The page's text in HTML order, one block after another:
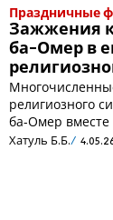
Праздничные
Зажжения
ба-Омер в
религиозного
ба-Омер
Хатуль Б.Б.